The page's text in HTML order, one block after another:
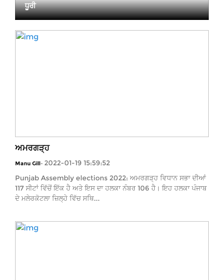
ਧੂਰੀ
ਅਮਰਗੜ੍ਹ
Manu Gill- 2022-01-19 15:59:52
Punjab Assembly elections 2022: ਅਮਰਗੜ੍ਹ ਵਿਧਾਨ ਸਭਾ ਦੀਆਂ
117 ਸੀਟਾਂ ਵਿੱਚੋਂ ਇੱਕ ਹੈ ਅਤੇ ਇਸ ਦਾ ਹਲਕਾ ਨੰਬਰ 106 ਹੈ। ਇਹ ਹਲਕਾ ਪੰਜਾਬ
ਦੇ ਮਲੇਰਕੋਟਲਾ ਜ਼ਿਲ੍ਹੇ ਵਿੱਚ ਸਥਿ...